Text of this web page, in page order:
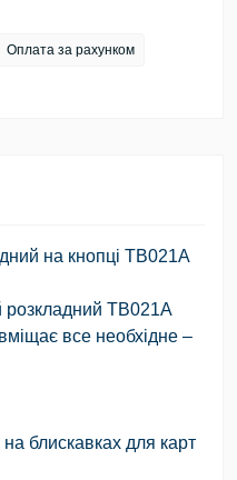
Оплата за рахунком
на кнопці TB021A
розкладний TB021A
все необхідне –
блискавках для карт